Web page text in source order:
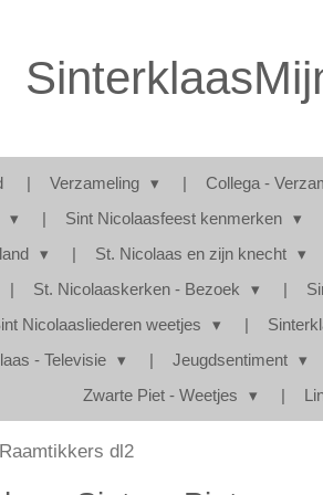
Verzameling Collega -
Sint Nicolaasfeest kenmerken
St. Nicolaas en zijn knecht
St. Nicolaaskerken - Bezoek
Nicolaasliederen weetjes
- Televisie Jeugdsentiment
Zwarte Piet - Weetjes
Raamtikkers dl2